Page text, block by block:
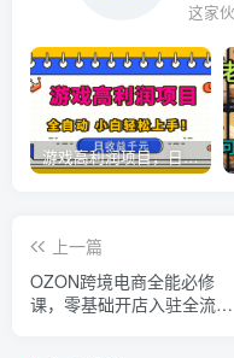
这家
游戏高利润项目，日收益1k+，全自动，无需值守，解放双手，小白轻松上手【揭秘】
上一篇
OZON跨境电商全能必修
课，零基础开店入驻全流